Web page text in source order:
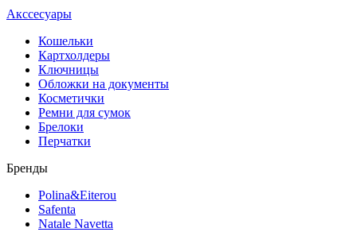
Акссесуары
Кошельки
Картхолдеры
Ключницы
Обложки на документы
Косметички
Ремни для сумок
Брелоки
Перчатки
Бренды
Polina&Eiterou
Safenta
Natale Navetta